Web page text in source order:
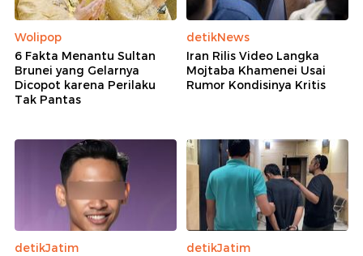
Wolipop
6 Fakta Menantu Sultan
Brunei yang Gelarnya
Dicopot karena Perilaku
Tak Pantas
detikNews
Iran Rilis Video Langka
Mojtaba Khamenei Usai
Rumor Kondisinya Kritis
detikJatim
detikJatim